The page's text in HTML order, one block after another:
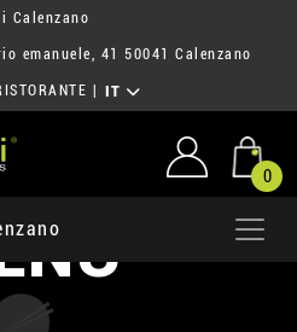
Calenzano
emanuele, 41 50041 Calenzano
IT
0